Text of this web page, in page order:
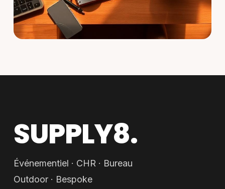
SUPPLY8.
Événementiel · CHR · Bureau
Outdoor · Bespoke